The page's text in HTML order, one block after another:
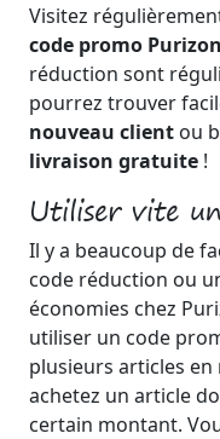
Visitez
code promo
réduction sont
pourrez trouver
nouveau client ou
livraison gratuite !
Utiliser vite
Il y a beaucoup de
code réduction ou
économies chez
utiliser un code
plusieurs articles
achetez un article
certain montant.